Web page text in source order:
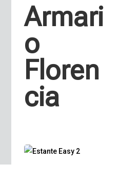
Armari
o
Floren
cia